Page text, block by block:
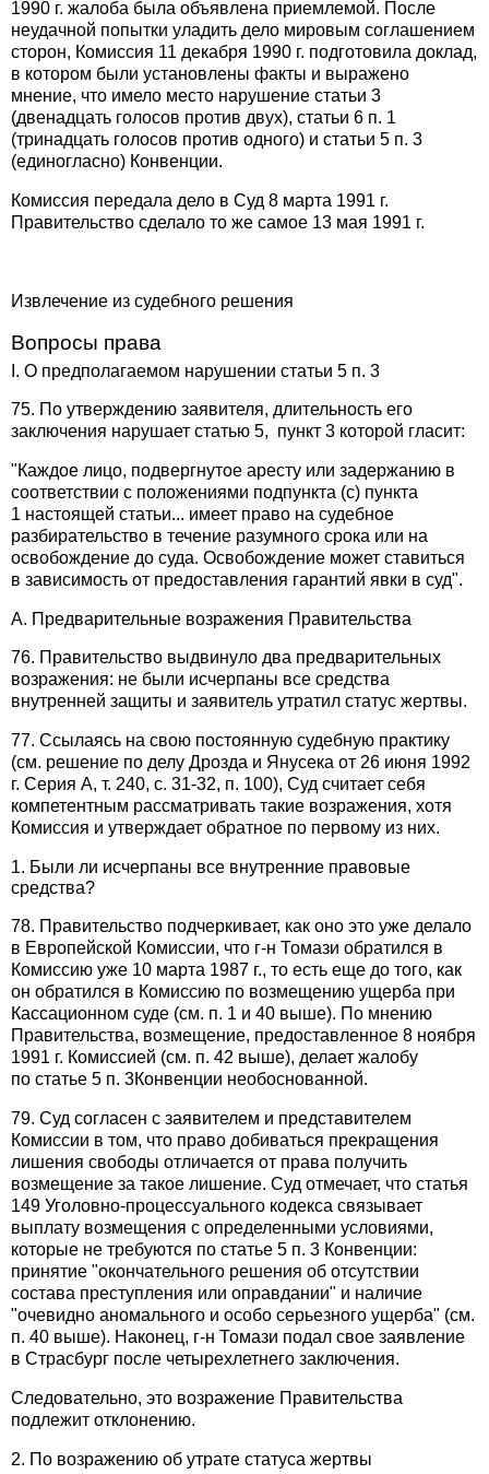
1990 г. жалоба была объявлена приемлемой. После
неудачной попытки уладить дело мировым соглашением
сторон, Комиссия 11 декабря 1990 г. подготовила доклад,
в котором были установлены факты и выражено
мнение, что имело место нарушение статьи 3
(двенадцать голосов против двух), статьи 6 п. 1
(тринадцать голосов против одного) и статьи 5 п. 3
(единогласно) Конвенции.
Комиссия передала дело в Суд 8 марта 1991 г.
Правительство сделало то же самое 13 мая 1991 г.
Извлечение из судебного решения
Вопросы права
I. О предполагаемом нарушении статьи 5 п. 3
75. По утверждению заявителя, длительность его
заключения нарушает статью 5, пункт 3 которой гласит:
"Каждое лицо, подвергнутое аресту или задержанию в
соответствии с положениями подпункта (с) пункта
1 настоящей статьи... имеет право на судебное
разбирательство в течение разумного срока или на
освобождение до суда. Освобождение может ставиться
в зависимость от предоставления гарантий явки в суд".
А. Предварительные возражения Правительства
76. Правительство выдвинуло два предварительных
возражения: не были исчерпаны все средства
внутренней защиты и заявитель утратил статус жертвы.
77. Ссылаясь на свою постоянную судебную практику
(см. решение по делу Дрозда и Янусека от 26 июня 1992
г. Серия А, т. 240, с. 31-32, п. 100), Суд считает себя
компетентным рассматривать такие возражения, хотя
Комиссия и утверждает обратное по первому из них.
1. Были ли исчерпаны все внутренние правовые
средства?
78. Правительство подчеркивает, как оно это уже делало
в Европейской Комиссии, что г-н Томази обратился в
Комиссию уже 10 марта 1987 г., то есть еще до того, как
он обратился в Комиссию по возмещению ущерба при
Кассационном суде (см. п. 1 и 40 выше). По мнению
Правительства, возмещение, предоставленное 8 ноября
1991 г. Комиссией (см. п. 42 выше), делает жалобу
по статье 5 п. 3Конвенции необоснованной.
79. Суд согласен с заявителем и представителем
Комиссии в том, что право добиваться прекращения
лишения свободы отличается от права получить
возмещение за такое лишение. Суд отмечает, что статья
149 Уголовно-процессуального кодекса связывает
выплату возмещения с определенными условиями,
которые не требуются по статье 5 п. 3 Конвенции:
принятие "окончательного решения об отсутствии
состава преступления или оправдании" и наличие
"очевидно аномального и особо серьезного ущерба" (см.
п. 40 выше). Наконец, г-н Томази подал свое заявление
в Страсбург после четырехлетнего заключения.
Следовательно, это возражение Правительства
подлежит отклонению.
2. По возражению об утрате статуса жертвы